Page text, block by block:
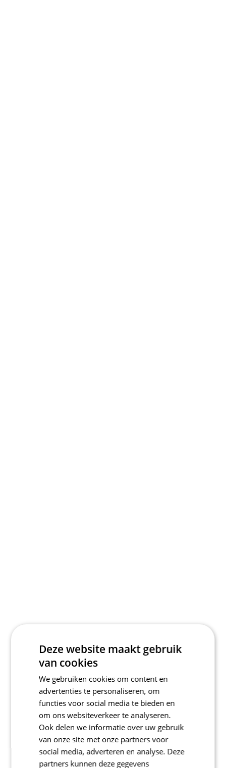
Deze website maakt gebruik
van cookies
We gebruiken cookies om content en
advertenties te personaliseren, om
functies voor social media te bieden en
om ons websiteverkeer te analyseren.
Ook delen we informatie over uw gebruik
van onze site met onze partners voor
social media, adverteren en analyse. Deze
partners kunnen deze gegevens